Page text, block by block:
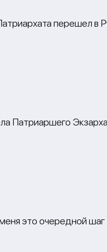
перешел в
Патриаршего
это очередной